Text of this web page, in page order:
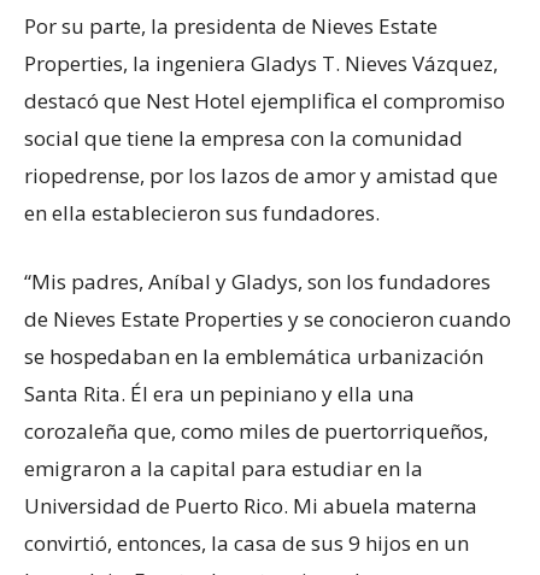
Por su parte, la presidenta de Nieves Estate
Properties, la ingeniera Gladys T. Nieves Vázquez,
destacó que Nest Hotel ejemplifica el compromiso
social que tiene la empresa con la comunidad
riopedrense, por los lazos de amor y amistad que
en ella establecieron sus fundadores.
“Mis padres, Aníbal y Gladys, son los fundadores
de Nieves Estate Properties y se conocieron cuando
se hospedaban en la emblemática urbanización
Santa Rita. Él era un pepiniano y ella una
corozaleña que, como miles de puertorriqueños,
emigraron a la capital para estudiar en la
Universidad de Puerto Rico. Mi abuela materna
convirtió, entonces, la casa de sus 9 hijos en un